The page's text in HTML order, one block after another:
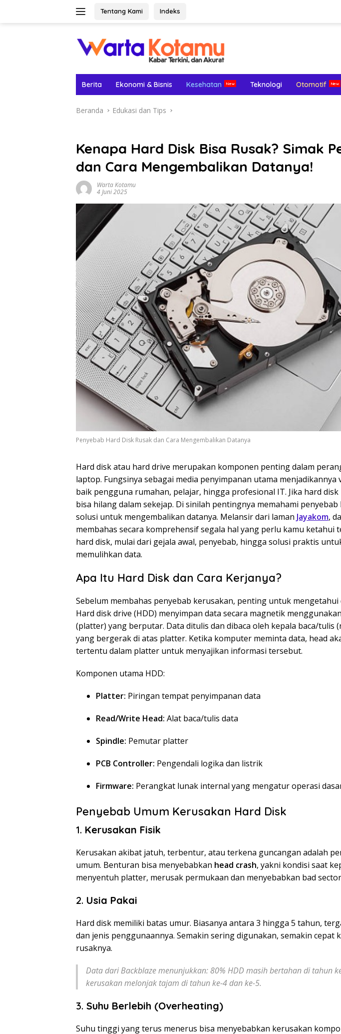
Tentang Kami Indeks
Berita Ekonomi & Bisnis Kesehatan Teknologi Otomotif
Beranda Edukasi dan Tips
Kenapa Hard Disk Bisa Rusak? Simak
dan Cara Mengembalikan Datanya!
Warta Kotamu
4 Juni 2025
Penyebab Hard Disk Rusak dan Cara Mengembalikan Datanya
Hard disk atau hard drive merupakan komponen penting dalam
laptop. Fungsinya sebagai media penyimpanan utama menjadikannya
baik pengguna rumahan, pelajar, hingga profesional IT. Jika hard
bisa hilang dalam sekejap. Di sinilah pentingnya memahami
solusi untuk mengembalikan datanya. Melansir dari laman Jayakom,
membahas secara komprehensif segala hal yang perlu kamu ketahui
hard disk, mulai dari gejala awal, penyebab, hingga solusi praktis
memulihkan data.
Apa Itu Hard Disk dan Cara Kerjanya?
Sebelum membahas penyebab kerusakan, penting untuk mengetahui
Hard disk drive (HDD) menyimpan data secara magnetik
(platter) yang berputar. Data ditulis dan dibaca oleh kepala baca/tulis
yang bergerak di atas platter. Ketika komputer meminta data, head
tertentu dalam platter untuk menyajikan informasi tersebut.
Komponen utama HDD:
Platter: Piringan tempat penyimpanan data
Read/Write Head: Alat baca/tulis data
Spindle: Pemutar platter
PCB Controller: Pengendali logika dan listrik
Firmware: Perangkat lunak internal yang mengatur operasi
Penyebab Umum Kerusakan Hard Disk
1. Kerusakan Fisik
Kerusakan akibat jatuh, terbentur, atau terkena guncangan adalah
umum. Benturan bisa menyebabkan head crash, yakni kondisi saat
menyentuh platter, merusak permukaan dan menyebabkan bad
2. Usia Pakai
Hard disk memiliki batas umur. Biasanya antara 3 hingga 5 tahun,
dan jenis penggunaannya. Semakin sering digunakan, semakin cepat
rusaknya.
Data dari Backblaze menunjukkan: 80% HDD masih bertahan di tahun
kerusakan melonjak tajam di tahun ke-4 dan ke-5.
3. Suhu Berlebih (Overheating)
Suhu tinggi yang terus menerus bisa menyebabkan kerusakan